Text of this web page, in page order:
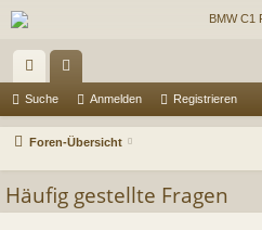
ch
ne
ug
en
Suche Anmelden Registrieren
Foren-Übersicht
Häufig gestellte Fragen